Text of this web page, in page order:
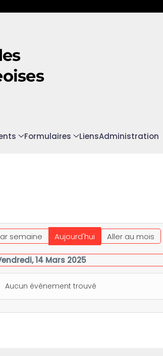
Formulaires LiensAdministration
semaine Aujourd'hui Aller au mois
14 Mars 2025
Aucun évènement trouvé